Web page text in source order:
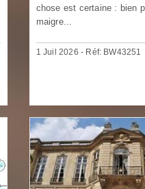
chose est certaine : bien
maigre...
1 Juil 2026 - Réf: BW43251